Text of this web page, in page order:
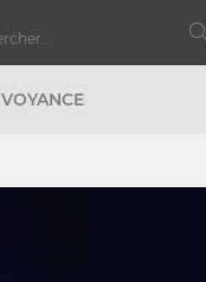
VOYANCE